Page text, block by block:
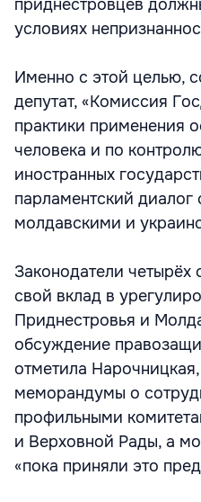
приднестровцев
условиях
Именно с этой целью,
депутат, «Комиссия
практики применения
человека и по
иностранных
парламентский
молдавскими и
Законодатели четырёх
свой вклад в
Приднестровья и
обсуждение
отметила
меморандумы о
профильными
и Верховной Рады, а
«пока приняли это